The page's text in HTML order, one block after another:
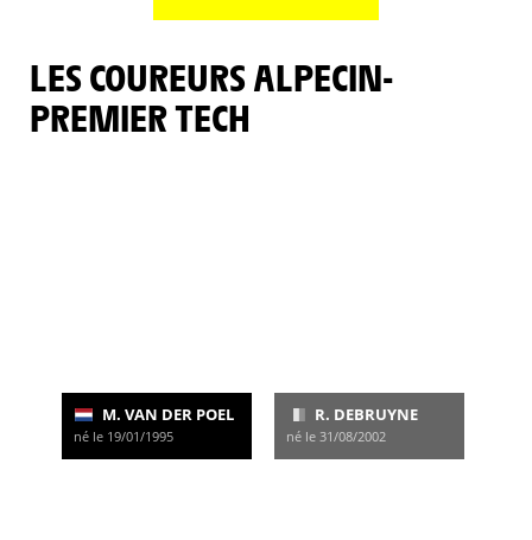
LES COUREURS ALPECIN-
PREMIER TECH
M. VAN DER POEL
né le 19/01/1995
R. DEBRUYNE
né le 31/08/2002